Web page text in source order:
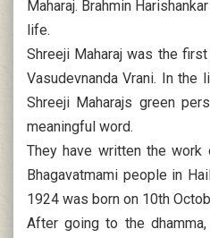
Maharaj. Brahmin
life.
Shreeji Maharaj was the
Vasudevnanda Vrani. In the
Shreeji Maharajs green
meaningful word.
They have written the work
Bhagavatmami people in
1924 was born on 10th
After going to the